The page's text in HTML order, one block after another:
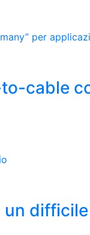
cable
un